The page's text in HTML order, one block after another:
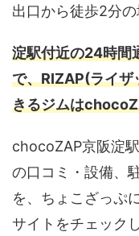
出口から徒歩2分の
淀駅付近の24時間
で、RIZAP(ライザ
きるジムは
chocoZAP京阪淀
の口コミ・設備、
を、ちょこざっぷ
サイトをチェック